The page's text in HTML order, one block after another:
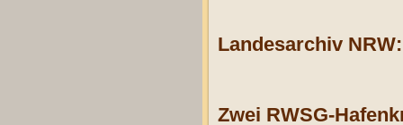
Landesarchiv NRW:
Zwei RWSG-